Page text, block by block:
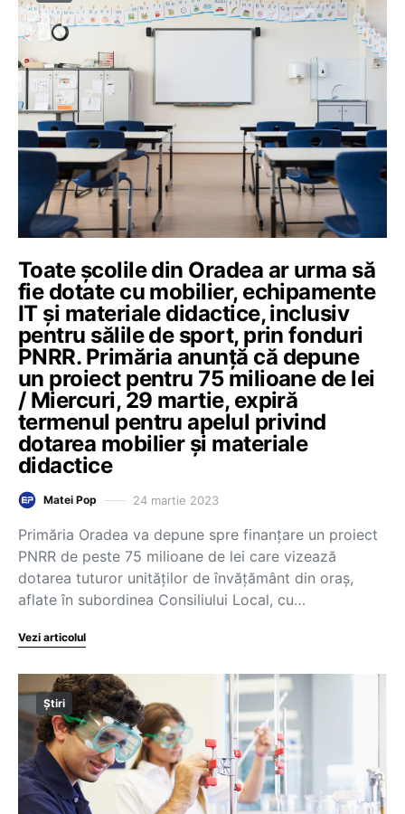
Toate școlile din Oradea ar urma să
fie dotate cu mobilier, echipamente
IT şi materiale didactice, inclusiv
pentru sălile de sport, prin fonduri
PNRR. Primăria anunță că depune
un proiect pentru 75 milioane de lei
/ Miercuri, 29 martie, expiră
termenul pentru apelul privind
dotarea mobilier și materiale
didactice
Matei Pop 24 martie 2023
Primăria Oradea va depune spre finanţare un proiect
PNRR de peste 75 milioane de lei care vizează
dotarea tuturor unităţilor de învăţământ din oraş,
aflate în subordinea Consiliului Local, cu…
Vezi articolul
Știri